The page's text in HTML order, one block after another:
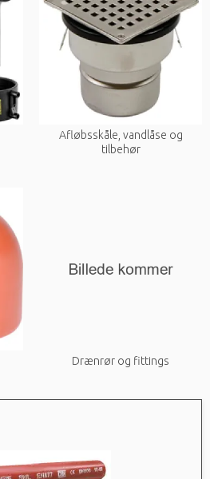
Afløbsskåle, vandlåse og
tilbehør
Drænrør og fittings